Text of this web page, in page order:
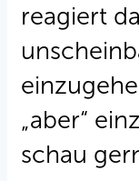
reagiert
„aber“
schau